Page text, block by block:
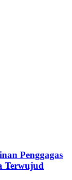
Penggagas
Terwujud